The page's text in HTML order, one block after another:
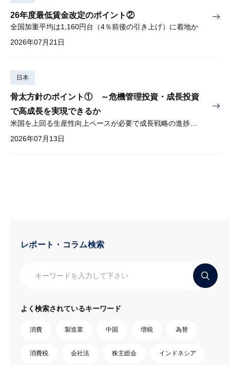
26年度最低賃金改定のポイント②
全国加重平均は1,160円台（4％前後の引き上げ）に着地か
2026年07月21日
日本
骨太方針のポイント① ～危機管理投資・成長投資
で高成長を実現できるか
2026年07月13日
レポート・コラム検索
よく検索されているキーワード
消費 製造業 中国 増税 為替
消費税 会社法 株主総会 インドネシア